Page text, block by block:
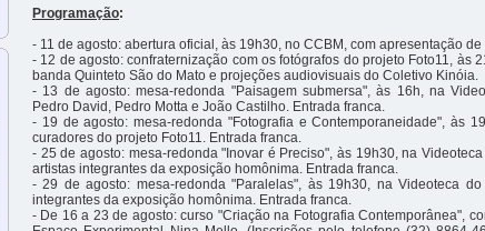
Programação:
- 11 de agosto: abertura oficial, às 19h30, no CCBM, com apresentação
- 12 de agosto: confraternização com os fotógrafos do projeto Foto11, às
banda Quinteto São do Mato e projeções audiovisuais do Coletivo Kinóia.
- 13 de agosto: mesa-redonda "Paisagem submersa", às 16h, na
Pedro David, Pedro Motta e João Castilho. Entrada franca.
- 19 de agosto: mesa-redonda "Fotografia e Contemporaneidade", às
curadores do projeto Foto11. Entrada franca.
- 25 de agosto: mesa-redonda "Inovar é Preciso", às 19h30, na
artistas integrantes da exposição homônima. Entrada franca.
- 29 de agosto: mesa-redonda "Paralelas", às 19h30, na Videoteca
integrantes da exposição homônima. Entrada franca.
- De 16 a 23 de agosto: curso "Criação na Fotografia Contemporânea",